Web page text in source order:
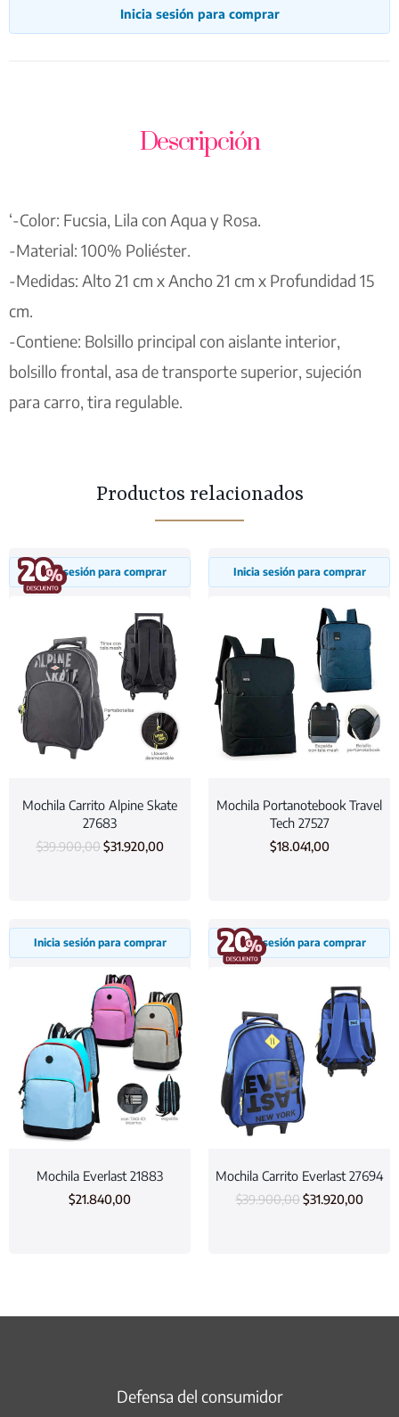
Inicia sesión para comprar
Descripción
‘-Color: Fucsia, Lila con Aqua y Rosa.
-Material: 100% Poliéster.
-Medidas: Alto 21 cm x Ancho 21 cm x Profundidad 15
cm.
-Contiene: Bolsillo principal con aislante interior,
bolsillo frontal, asa de transporte superior, sujeción
para carro, tira regulable.
Productos relacionados
Inicia sesión para comprar
Mochila Carrito Alpine Skate
27683
$39.900,00 $31.920,00
Inicia sesión para comprar
Mochila Portanotebook Travel
Tech 27527
$18.041,00
Inicia sesión para comprar
Mochila Everlast 21883
$21.840,00
Inicia sesión para comprar
Mochila Carrito Everlast 27694
$39.900,00 $31.920,00
Defensa del consumidor